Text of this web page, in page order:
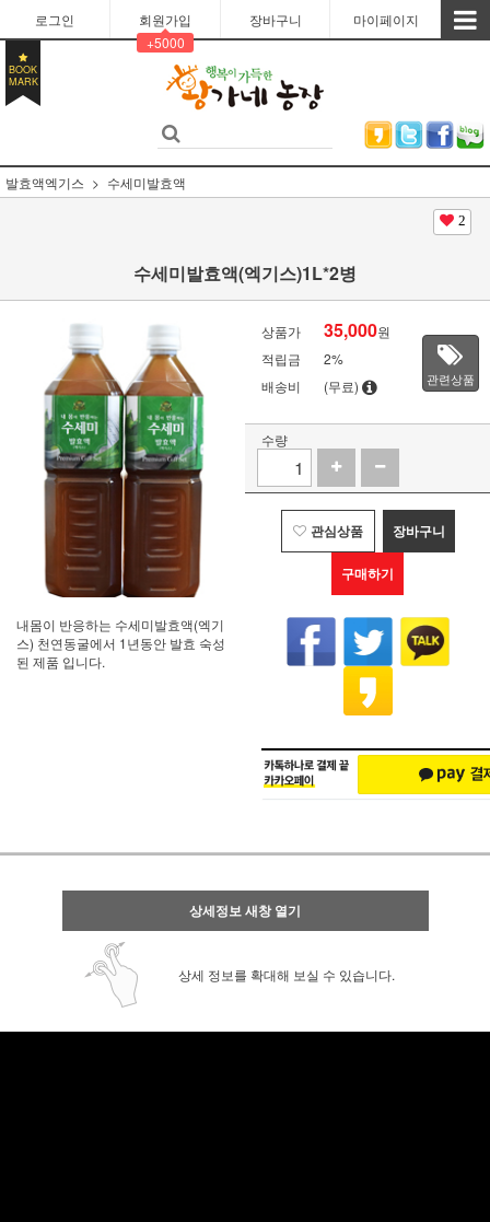
로그인
회원가입
+5000
장바구니 마이페이지
BOOK
MARK
발효액엑기스 수세미발효액
2
수세미발효액(엑기스)1L*2병
내몸이 반응하는 수세미발효액(엑기
스) 천연동굴에서 1년동안 발효 숙성
된 제품 입니다.
상품가 35,000원
적립금
2%
배송비
(무료) 관련상품
수량
관심상품 장바구니
구매하기
상세정보 새창 열기
상세 정보를 확대해 보실 수 있습니다.